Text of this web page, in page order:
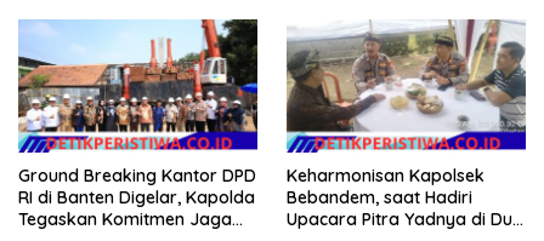
Ground Breaking Kantor DPD
RI di Banten Digelar, Kapolda
Tegaskan Komitmen Jaga
Keharmonisan Kapolsek
Bebandem, saat Hadiri
Upacara Pitra Yadnya di Dua